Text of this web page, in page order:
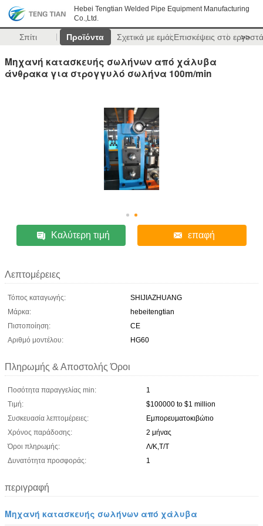
Hebei Tengtian Welded Pipe Equipment Manufacturing
Co.,Ltd.
Σπίτι Προϊόντα Σχετικά με εμάςΕπισκέψεις στο >>
Μηχανή κατασκευής σωλήνων από χάλυβα
άνθρακα για στρογγυλό σωλήνα 100m/min
Καλύτερη τιμή επαφή
Λεπτομέρειες
Τόπος καταγωγής:
SHIJIAZHUANG
Μάρκα:
hebeitengtian
Πιστοποίηση:
CE
Αριθμό μοντέλου:
HG60
Πληρωμής & Αποστολής Όροι
Ποσότητα παραγγελίας min:
1
Τιμή:
$100000 to $1 million
Συσκευασία λεπτομέρειες:
Εμπορευματοκιβώτιο
Χρόνος παράδοσης:
2 μήνας
Όροι πληρωμής:
Λ/Κ,Τ/Τ
Δυνατότητα προσφοράς:
1
περιγραφή
Μηχανή κατασκευής σωλήνων από χάλυβα